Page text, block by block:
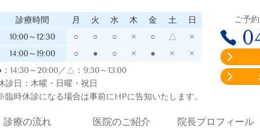
診療時間 月 火 水 木 金 土
日
10:00～12:30
○ ○ ○ × ○ △
×
14:00～19:00
○ ● ○ × ● ×
×
：14:30～20:00／△：9:30～13:00
診日：木曜・日曜・祝日
臨時休診になる場合は事前にHPに告知いたします。
ご予
診療の流れ 医院のご紹介 院長プロフィール